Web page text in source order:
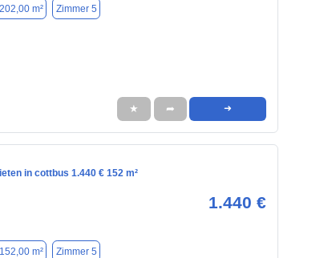
m² Zimmer 5
★ ➦ ➜
in cottbus 1.440 € 152 m²
1.440 €
m² Zimmer 5